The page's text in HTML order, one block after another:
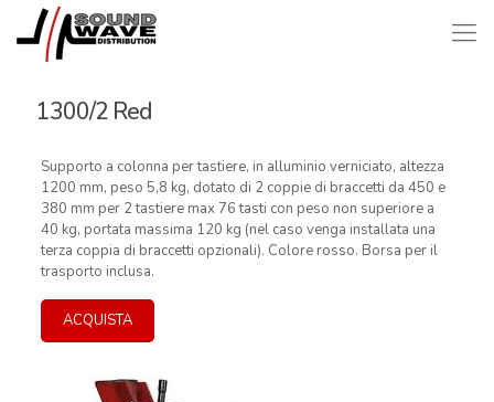
1300/2 Red
Supporto a colonna per tastiere, in alluminio verniciato, altezza
1200 mm, peso 5,8 kg, dotato di 2 coppie di braccetti da 450 e
380 mm per 2 tastiere max 76 tasti con peso non superiore a
40 kg, portata massima 120 kg (nel caso venga installata una
terza coppia di braccetti opzionali). Colore rosso. Borsa per il
trasporto inclusa.
ACQUISTA